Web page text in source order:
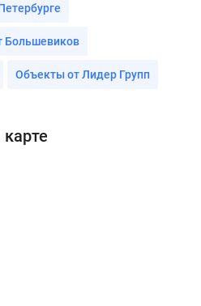
Большевиков
Объекты от Лидер Групп